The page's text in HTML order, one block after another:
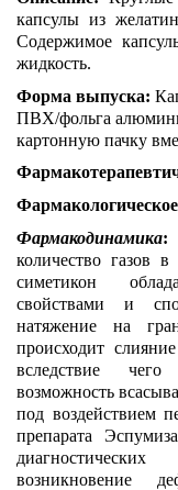
капсулы из
Содержимое
жидкость.
Форма выпуска:
ПВХ/фольга
картонную пачку
Фармакодинамика
количество газов
симетикон
свойствами и
натяжение на
происходит
вследствие
возможность
под воздействием
препарата
возникновение